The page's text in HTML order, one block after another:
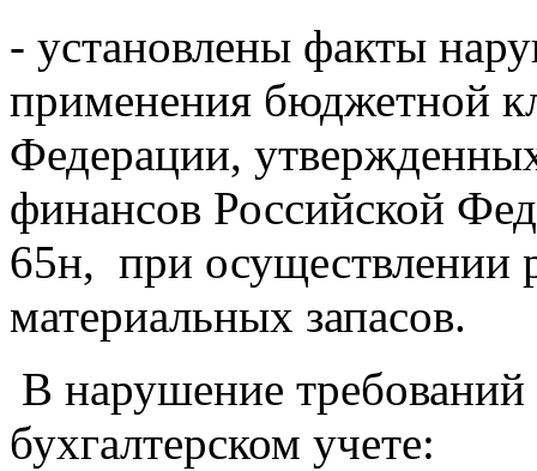
- установлены факты
применения бюджетной
Федерации,
финансов Российской
65н, при осуществлении
материальных запасов.
В нарушение требований
бухгалтерском учете: